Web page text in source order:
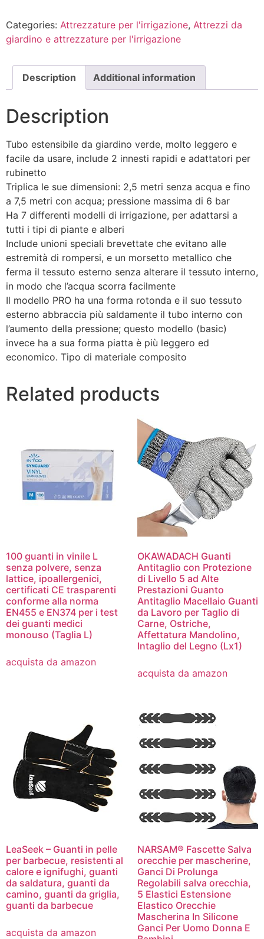
Categories: Attrezzature per l'irrigazione, Attrezzi da
giardino e attrezzature per l'irrigazione
Description Additional information
Description
Tubo estensibile da giardino verde, molto leggero e
facile da usare, include 2 innesti rapidi e adattatori per
rubinetto
Triplica le sue dimensioni: 2,5 metri senza acqua e fino
a 7,5 metri con acqua; pressione massima di 6 bar
Ha 7 differenti modelli di irrigazione, per adattarsi a
tutti i tipi di piante e alberi
Include unioni speciali brevettate che evitano alle
estremità di rompersi, e un morsetto metallico che
ferma il tessuto esterno senza alterare il tessuto interno,
in modo che l’acqua scorra facilmente
Il modello PRO ha una forma rotonda e il suo tessuto
esterno abbraccia più saldamente il tubo interno con
l’aumento della pressione; questo modello (basic)
invece ha a sua forma piatta è più leggero ed
economico. Tipo di materiale composito
Related products
100 guanti in vinile L
senza polvere, senza
lattice, ipoallergenici,
certificati CE trasparenti
conforme alla norma
EN455 e EN374 per i test
dei guanti medici
monouso (Taglia L)
acquista da amazon
OKAWADACH Guanti
Antitaglio con Protezione
di Livello 5 ad Alte
Prestazioni Guanto
Antitaglio Macellaio Guanti
da Lavoro per Taglio di
Carne, Ostriche,
Affettatura Mandolino,
Intaglio del Legno (Lx1)
acquista da amazon
LeaSeek – Guanti in pelle
per barbecue, resistenti al
calore e ignifughi, guanti
da saldatura, guanti da
camino, guanti da griglia,
guanti da barbecue
acquista da amazon
NARSAM® Fascette Salva
orecchie per mascherine,
Ganci Di Prolunga
Regolabili salva orecchia,
5 Elastici Estensione
Elastico Orecchie
Mascherina In Silicone
Ganci Per Uomo Donna E